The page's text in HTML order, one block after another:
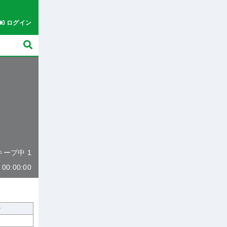
ログイン
ープ中 1
00:00:00